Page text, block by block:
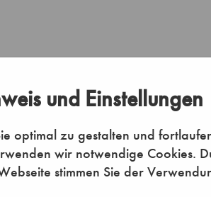
und Einstellungen
optimal zu gestalten und
wir notwendige Cookies.
stimmen Sie der